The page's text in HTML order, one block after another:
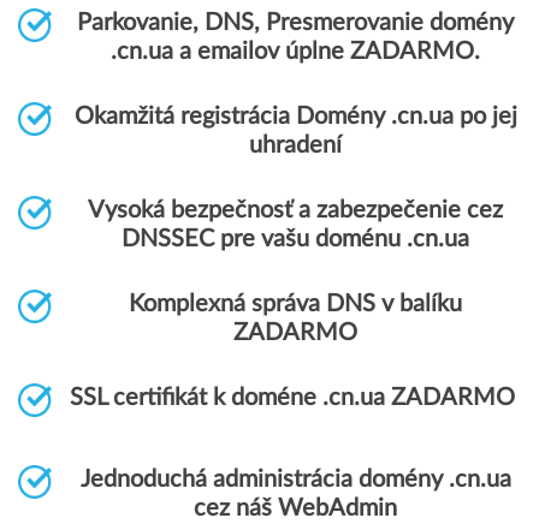
Parkovanie, DNS, Presmerovanie domény
.cn.ua a emailov úplne ZADARMO.
Okamžitá registrácia Domény .cn.ua po jej
uhradení
Vysoká bezpečnosť a zabezpečenie cez
DNSSEC pre vašu doménu .cn.ua
Komplexná správa DNS v balíku
ZADARMO
SSL certifikát k doméne .cn.ua ZADARMO
Jednoduchá administrácia domény .cn.ua
cez náš WebAdmin